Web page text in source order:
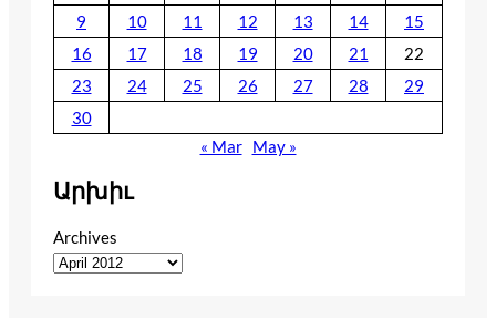
9
10 11 12 13 14
15
16
17 18 19 20 21
22
23
24 25 26 27 28
29
30
« Mar May »
Արխիւ
Archives